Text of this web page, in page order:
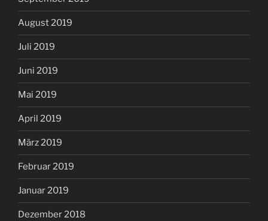
August 2019
Juli 2019
Juni 2019
Mai 2019
April 2019
März 2019
Februar 2019
Januar 2019
Dezember 2018